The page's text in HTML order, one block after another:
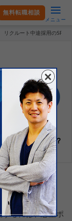
無料転職相談
メニュー
リクルート中途採用のSPI
で攻略する
方法を解
するには、志望ポ